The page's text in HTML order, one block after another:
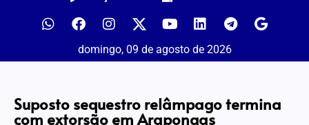
domingo, 09 de agosto de 2026
Suposto sequestro relâmpago termina
com extorsão em Arapongas